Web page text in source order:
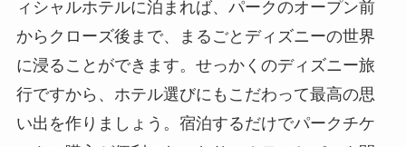
ィシャルホテルに泊まれば、パークのオープン前
からクローズ後まで、まるごとディズニーの世界
に浸ることができます。せっかくのディズニー旅
行ですから、ホテル選びにもこだわって最高の思
い出を作りましょう。宿泊するだけでパークチケ